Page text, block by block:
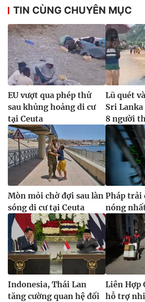
Ðiện thoại Thời báo VTV:024.66 897 897
Liên hệ quảng cáo:024-7300.7108
® Cấm sao chép dưới mọi hình thức nếu
thuận bằng văn bản. Ghi rõ nguồn VTV.vn
thông tin từ website này.
TIN CÙNG CHUYÊN MỤC
EU vượt qua phép thử
sau khủng hoảng di cư
tại Ceuta
Lũ quét
Sri
8 người
Mòn mỏi chờ đợi sau làn
sóng di cư tại Ceuta
Pháp trải
nóng
Indonesia, Thái Lan
tăng cường quan hệ đối
Liên Hợp
hỗ trợ